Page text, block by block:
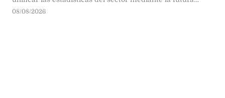
plataforma federal de información.
08/08/2026